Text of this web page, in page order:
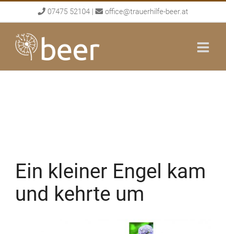
to
content
07475 52104 | office@trauerhilfe-beer.at
Ein kleiner Engel kam
und kehrte um